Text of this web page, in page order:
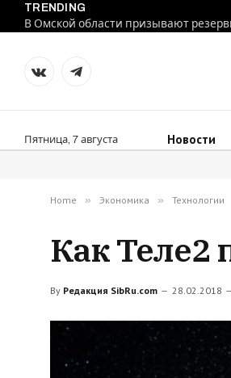
TRENDING
В Омской области призывают
VKontakteTelegram
Пятница, 7 августа Новости
Home » Экономика » Технологии
Как Теле2
By Редакция SibRu.com 28.02.2018